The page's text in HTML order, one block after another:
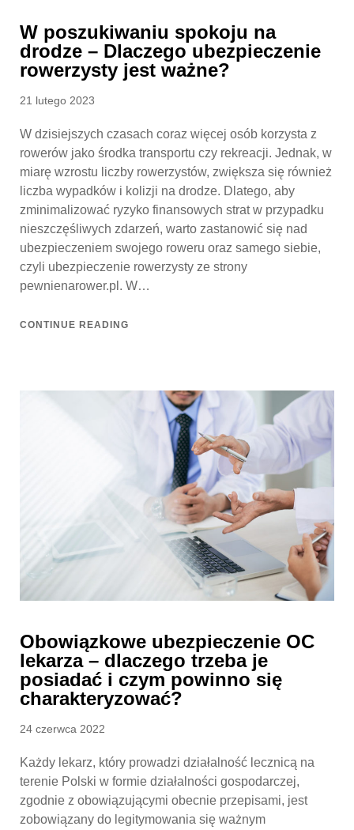
W poszukiwaniu spokoju na
drodze – Dlaczego ubezpieczenie
rowerzysty jest ważne?
Posted
21 lutego 2023
W dzisiejszych czasach coraz więcej osób korzysta z
rowerów jako środka transportu czy rekreacji. Jednak, w
miarę wzrostu liczby rowerzystów, zwiększa się również
liczba wypadków i kolizji na drodze. Dlatego, aby
zminimalizować ryzyko finansowych strat w przypadku
nieszczęśliwych zdarzeń, warto zastanowić się nad
ubezpieczeniem swojego roweru oraz samego siebie,
czyli ubezpieczenie rowerzysty ze strony
pewnienarower.pl. W…
CONTINUE READING
Obowiązkowe ubezpieczenie OC
lekarza – dlaczego trzeba je
posiadać i czym powinno się
charakteryzować?
Posted
24 czerwca 2022
Każdy lekarz, który prowadzi działalność lecznicą na
terenie Polski w formie działalności gospodarczej,
zgodnie z obowiązującymi obecnie przepisami, jest
zobowiązany do legitymowania się ważnym